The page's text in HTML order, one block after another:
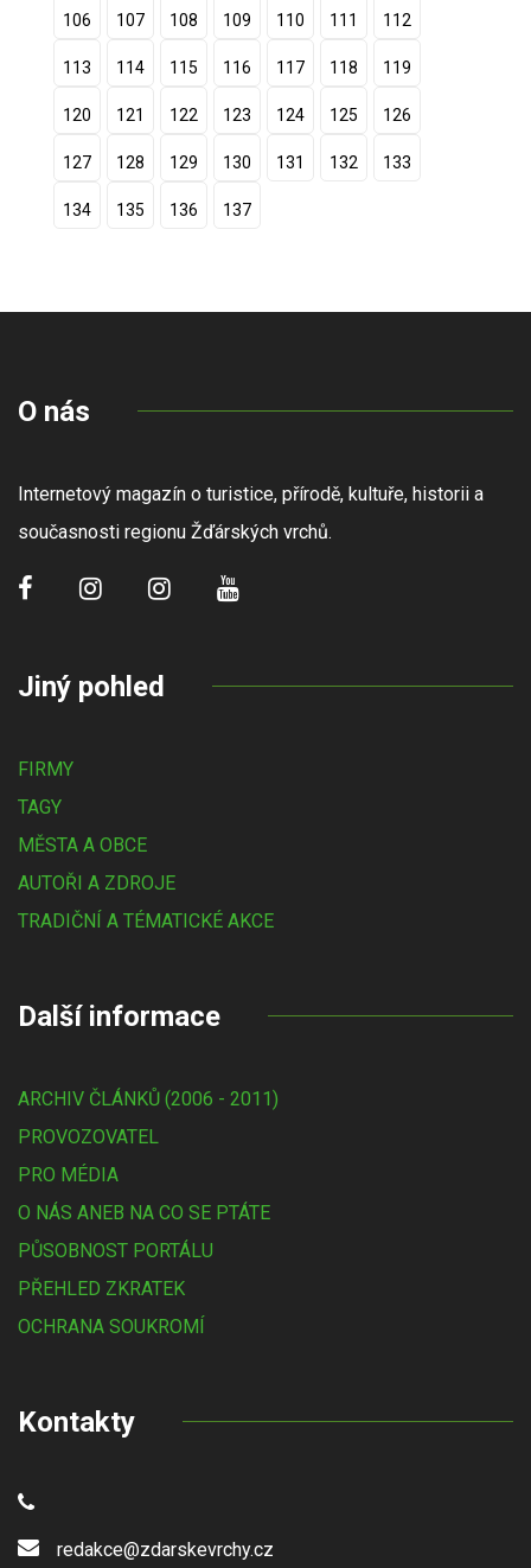
106 107 108 109 110 111 112
113 114 115 116 117 118 119
120 121 122 123 124 125 126
127 128 129 130 131 132 133
134 135 136 137
O nás
Internetový magazín o turistice, přírodě, kultuře, historii a
současnosti regionu Žďárských vrchů.
Jiný pohled
FIRMY
TAGY
MĚSTA A OBCE
AUTOŘI A ZDROJE
TRADIČNÍ A TÉMATICKÉ AKCE
Další informace
ARCHIV ČLÁNKŮ (2006 - 2011)
PROVOZOVATEL
PRO MÉDIA
O NÁS ANEB NA CO SE PTÁTE
PŮSOBNOST PORTÁLU
PŘEHLED ZKRATEK
OCHRANA SOUKROMÍ
Kontakty
redakce@zdarskevrchy.cz